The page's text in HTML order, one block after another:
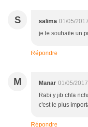
S salima 01/05/
je te souhaite un
Répondre
M Manar 01/05/
Rabi y jib chfa
c'est le plus
Répondre